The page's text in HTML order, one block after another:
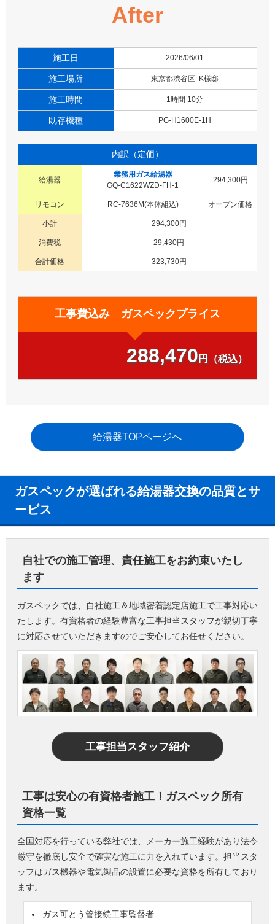
After
施工日 2026/06/01
施工場所 東京都渋谷区 K様邸
施工時間 1時間 10分
既存機種 PG-H1600E-1H
内訳（定価）
給湯器
業務用ガス給湯器
GQ-C1622WZD-FH-1
294,300円
リモコン RC-7636M(本体組込) オープン価格
小計 294,300円
消費税 29,430円
合計価格 323,730円
工事費込み ガスペックプライス
288,470円（税込）
給湯器TOPページへ
ガスペックが選ばれる給湯器交換の品質とサ
ービス
自社での施工管理、責任施工をお約束いたし
ます
ガスペックでは、自社施工＆地域密着認定店施工で工事対応い
たします。有資格者の経験豊富な工事担当スタッフが親切丁寧
に対応させていただきますのでご安心してお任せください。
工事担当スタッフ紹介
工事は安心の有資格者施工！ガスペック所有
資格一覧
全国対応を行っている弊社では、メーカー施工経験があり法令
厳守を徹底し安全で確実な施工に力を入れています。担当スタ
ッフはガス機器や電気製品の設置に必要な資格を所有しており
ます。
ガス可とう管接続工事監督者